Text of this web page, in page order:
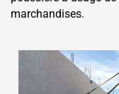
marchandises.